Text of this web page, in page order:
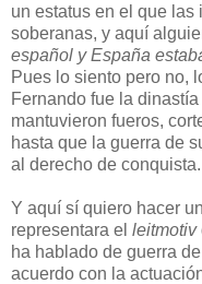
un estatus en el que
soberanas, y aquí
español y España
Pues lo siento pero no,
Fernando fue la
mantuvieron fueros,
hasta que la guerra de
al derecho de conquista.
Y aquí sí quiero hacer
representara el leitmotiv
ha hablado de guerra
acuerdo con la